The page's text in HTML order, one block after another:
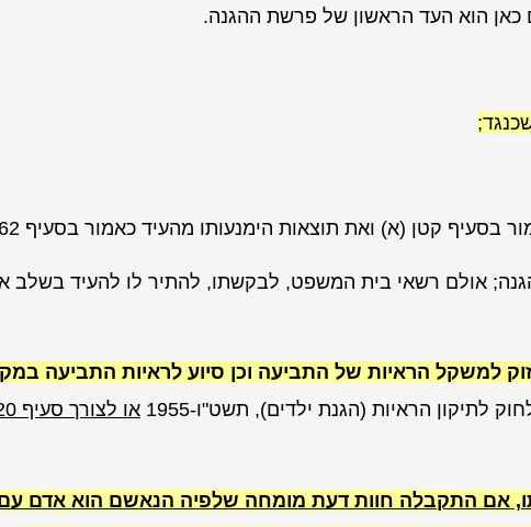
הוא העד הראשון של פרשת ההגנה.
קטן (א) ואת תוצאות הימנעותו מהעיד כאמור בסעיף 162.
אולם רשאי בית המשפט, לבקשתו, להתיר לו להעיד בשלב
למשקל הראיות של התביעה וכן סיוע לראיות התביעה
אם התקבלה חוות דעת מומחה שלפיה הנאשם הוא אדם